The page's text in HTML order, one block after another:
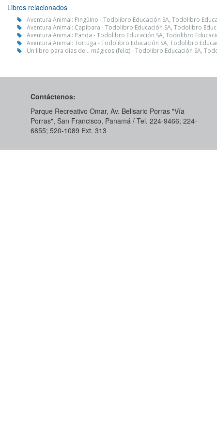
Libros relacionados
Aventura Animal: Pingüino - Todolibro Educación SA, Todolibro
Aventura Animal: Capibara - Todolibro Educación SA, Todolibro
Aventura Animal: Panda - Todolibro Educación SA, Todolibro
Aventura Animal: Tortuga - Todolibro Educación SA, Todolibro
Un libro para días de… mágicos (feliz) - Todolibro Educación SA,
Contáctenos:
Parque Recreativo Omar, Av. Belisario Porras "Vía
Porras", San Francisco, Panamá / Tel. 224-9466; 224-
6855; 520-1089​ Ext. 313